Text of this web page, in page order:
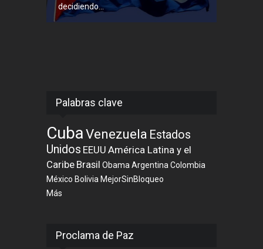
decidiendo...
Palabras clave
CubaVenezuela Estados
Unidos EEUU América Latina y el
Caribe Brasil Obama Argentina Colombia
México Bolivia MejorSinBloqueo
Más
Proclama de Paz